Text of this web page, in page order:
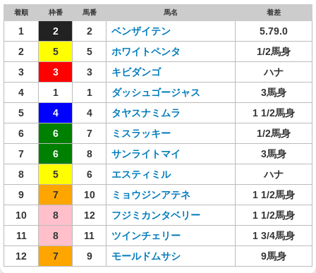
着順 枠番 馬番 馬名 着差
1 2 2 ベンザイテン
5.79.0
2
5 5 ホワイトペンタ
1/2馬身
3
3 3 キビダンゴ
ハナ
4
1 1 ダッシュゴージャス
3馬身
5
4 4 タヤスナミムラ
1 1/2馬身
6
6 7 ミスラッキー
1/2馬身
7
6 8 サンライトマイ
3馬身
8
5 6 エスティミル
ハナ
9
7 10 ミョウジンアテネ
1 1/2馬身
10
8 12 フジミカンタベリー
1 1/2馬身
11
8 11 ツインチェリー
1 3/4馬身
12
7 9 モールドムサシ 9馬身